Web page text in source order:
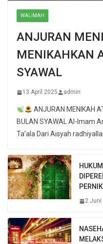
WALIMAH
ANJURAN
MENIKAHKAN
SYAWAL
13 April 2025 admin
ANJURAN MENIKAH
BULAN SYAWAL Al-Imam
2 Juni